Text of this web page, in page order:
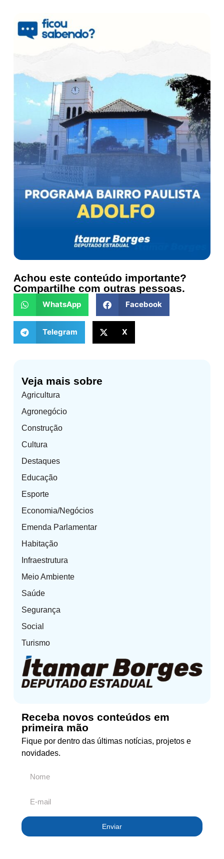
Veja mais sobre
Agricultura
Agronegócio
Construção
Cultura
Destaques
Educação
Esporte
Economia/Negócios
Emenda Parlamentar
Habitação
Infraestrutura
Meio Ambiente
Saúde
Segurança
Social
Turismo
Receba novos conteúdos em
primeira mão
Fique por dentro das últimas notícias, projetos e
novidades.
Enviar
Achou este conteúdo importante?
Compartilhe com outras pessoas.
WhatsApp Facebook
Telegram X